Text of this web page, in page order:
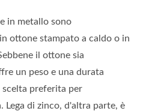
in metallo sono
ottone stampato a caldo o in
il ottone sia
un peso e una durata
preferita per
Lega di zinco, d'altra parte, è